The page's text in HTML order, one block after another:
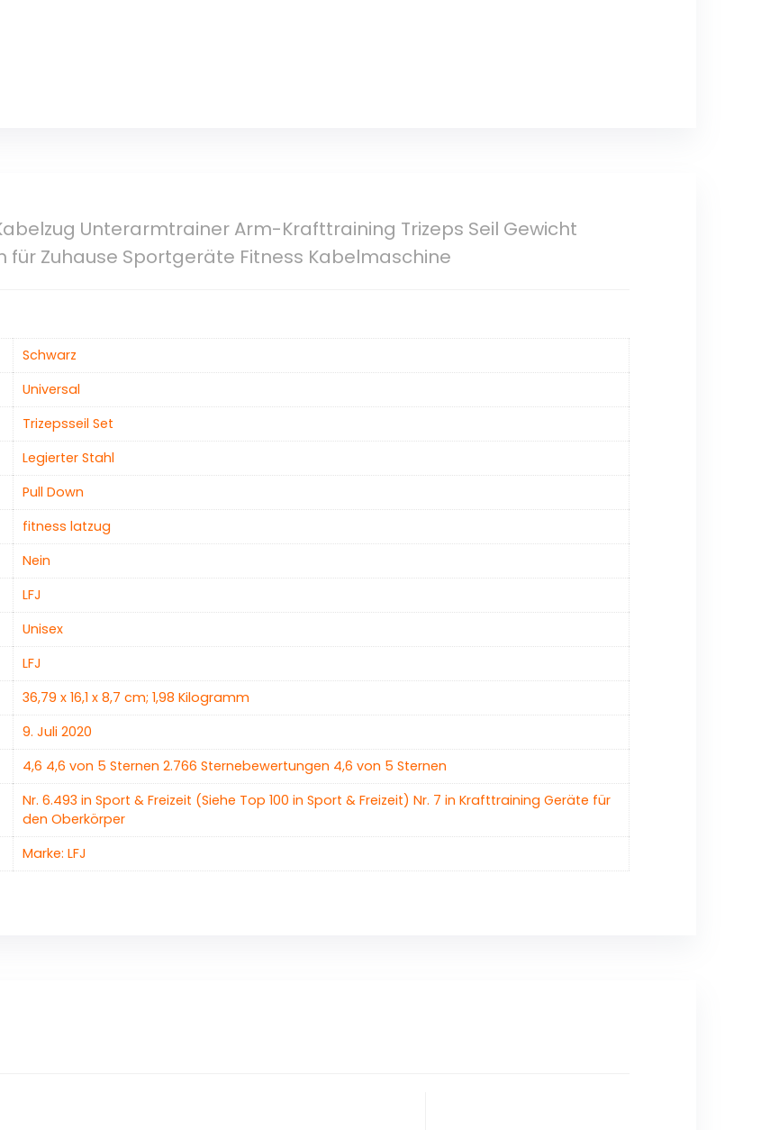
Unterarmtrainer Arm-Krafttraining Trizeps Seil Gewicht
für Zuhause Sportgeräte Fitness Kabelmaschine
‎Schwarz
Universal
‎Trizepsseil Set
‎Legierter Stahl
‎Pull Down
‎fitness latzug
‎Nein
‎LFJ
Unisex
‎LFJ
‎36,79 x 16,1 x 8,7 cm; 1,98 Kilogramm
9. Juli 2020
4,6 4,6 von 5 Sternen 2.766 Sternebewertungen 4,6 von 5 Sternen
Nr. 6.493 in Sport & Freizeit (Siehe Top 100 in Sport & Freizeit) Nr. 7 in Krafttraining Geräte für
den Oberkörper
Marke: LFJ